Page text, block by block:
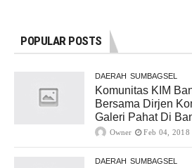
POPULAR POSTS
DAERAH SUMBAGSEL
Komunitas KIM
Bersama Dirjen
Galeri Pahat Di
Owner Feb 04, 2018
DAERAH SUMBAGSEL